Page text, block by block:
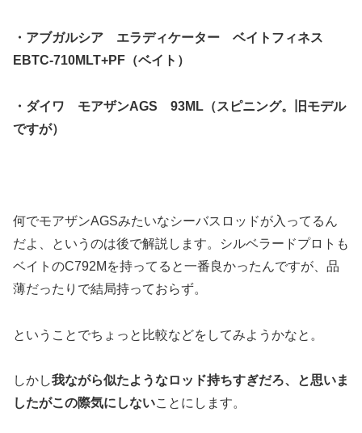
・アブガルシア エラディケーター ベイトフィネス
EBTC-710MLT+PF（ベイト）
・ダイワ モアザンAGS 93ML（スピニング。旧モデル
ですが）
何でモアザンAGSみたいなシーバスロッドが入ってるん
だよ、というのは後で解説します。シルベラードプロトも
ベイトのC792Mを持ってると一番良かったんですが、品
薄だったりで結局持っておらず。
ということでちょっと比較などをしてみようかなと。
しかし我ながら似たようなロッド持ちすぎだろ、と思いま
したがこの際気にしないことにします。